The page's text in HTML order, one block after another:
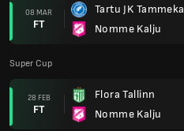
08 MAR
FT
Tartu JK Tammeka
Nomme Kalju
Super Cup
28 FEB
FT
Flora Tallinn
Nomme Kalju